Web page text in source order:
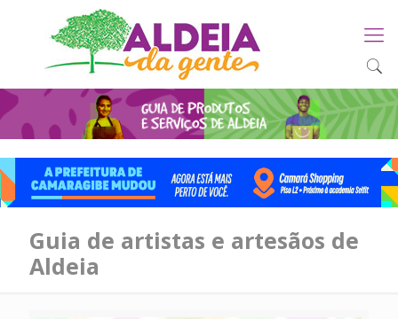
Guia de artistas e artesãos de
Aldeia